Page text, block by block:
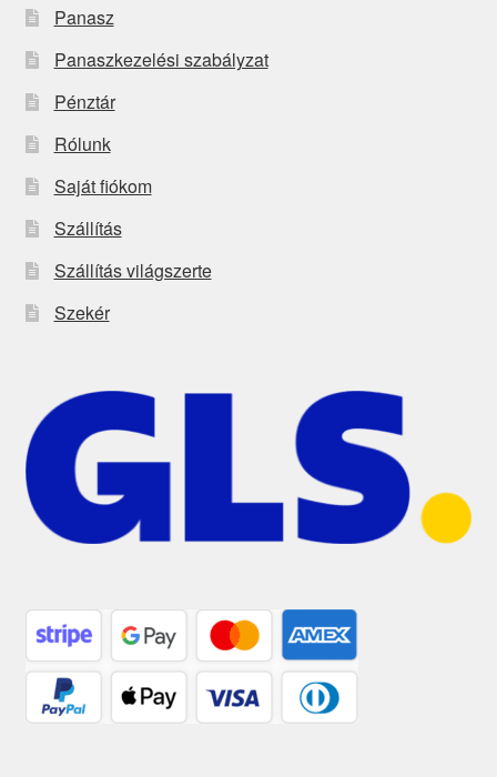
Panasz
Panaszkezelési szabályzat
Pénztár
Rólunk
Saját fiókom
Szállítás
Szállítás világszerte
Szekér